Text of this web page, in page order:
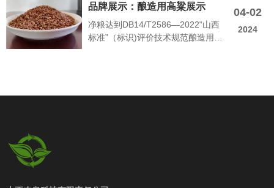
04-02
2024
品牌展示：酿造用高粱展示
净粮达到DB14/T2586—2022“山西
标准”（标识)评价技术规范酿造用高